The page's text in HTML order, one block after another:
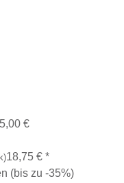
€
18,75 € *
(bis zu -35%)